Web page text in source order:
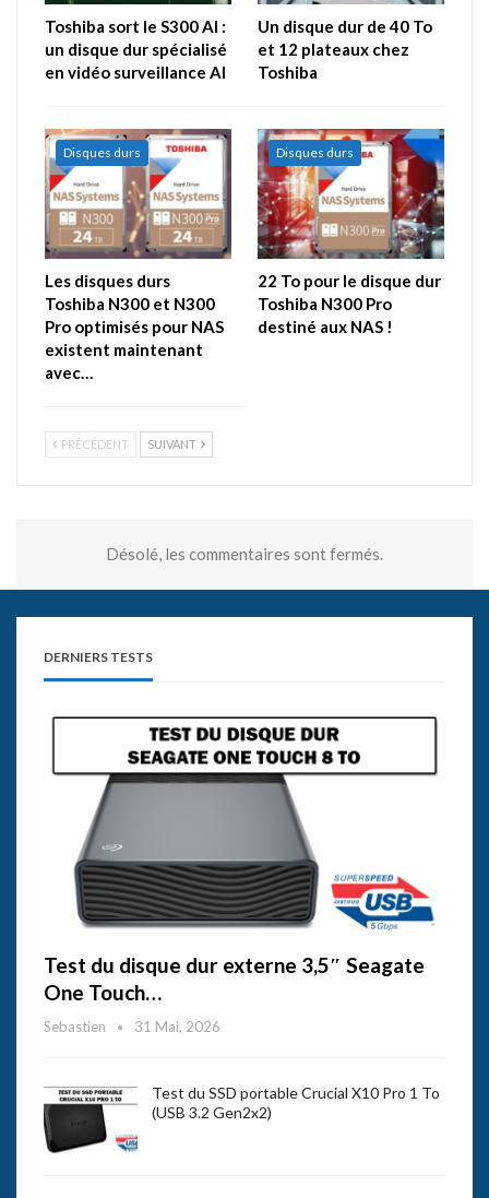
Toshiba sort le S300 AI :
un disque dur spécialisé
en vidéo surveillance AI
Un disque dur de 40 To
et 12 plateaux chez
Toshiba
Disques durs
Les disques durs
Toshiba N300 et N300
Pro optimisés pour NAS
existent maintenant
avec…
Disques durs
22 To pour le disque dur
Toshiba N300 Pro
destiné aux NAS !
PRÉCÉDENT SUIVANT
Désolé, les commentaires sont fermés.
DERNIERS TESTS
Test du disque dur externe 3,5″ Seagate
One Touch…
Sebastien 31 Mai, 2026
Test du SSD portable Crucial X10 Pro 1 To
(USB 3.2 Gen2x2)